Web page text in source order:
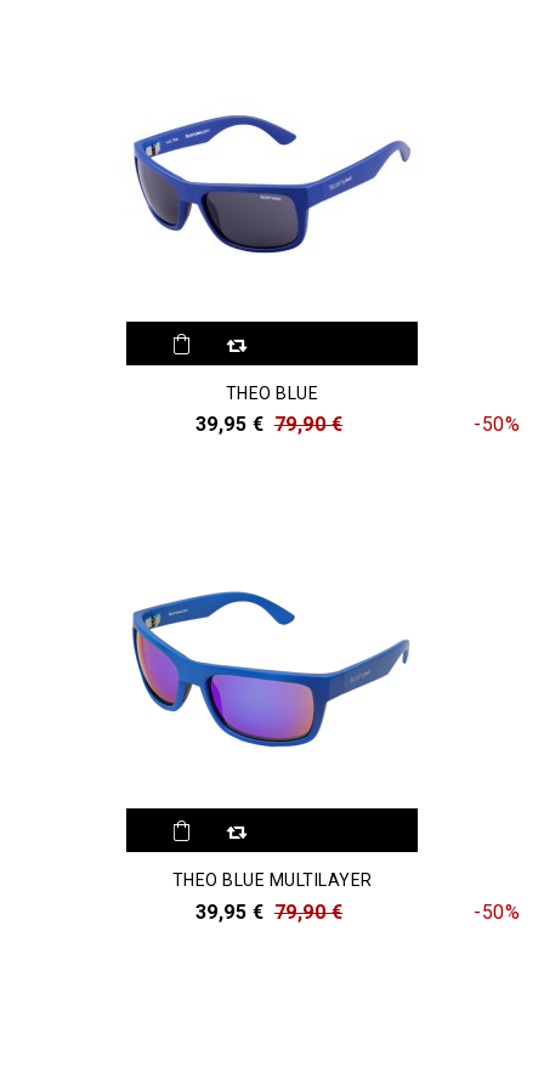
THEO BLUE
39,95 € -50%
79,90 €
THEO BLUE MULTILAYER
39,95 € -50%
79,90 €